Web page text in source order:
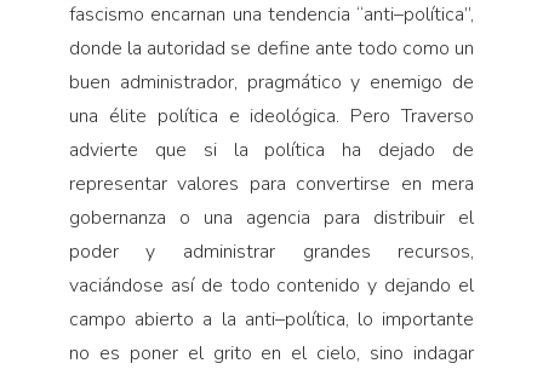
fascismo encarnan una tendencia “anti–políti­ca”,
donde la autoridad se define ante todo como un
buen administrador, pragmático y enemigo de
una élite política e ideológica. Pero Traverso
advierte que si la política ha dejado de
representar valores para convertirse en mera
gobernanza o una agencia para distribuir el
poder y administrar grandes recursos,
vaciándose así de todo contenido y dejando el
campo abierto a la anti–política, lo importante
no es poner el grito en el cielo, sino indagar